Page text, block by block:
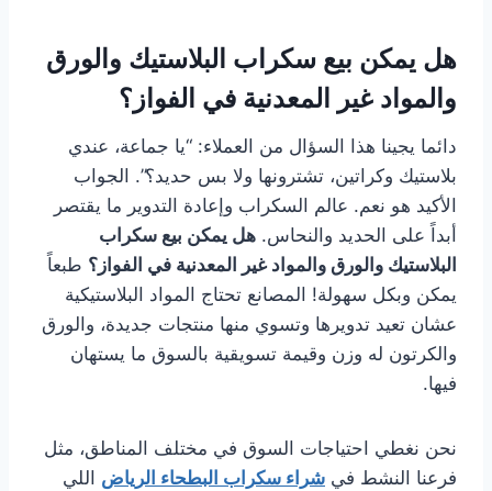
هل يمكن بيع سكراب البلاستيك والورق
والمواد غير المعدنية في الفواز؟
دائما يجينا هذا السؤال من العملاء: “يا جماعة، عندي
بلاستيك وكراتين، تشترونها ولا بس حديد؟”. الجواب
الأكيد هو نعم. عالم السكراب وإعادة التدوير ما يقتصر
أبداً على الحديد والنحاس. هل يمكن بيع سكراب
البلاستيك والورق والمواد غير المعدنية في الفواز؟ طبعاً
يمكن وبكل سهولة! المصانع تحتاج المواد البلاستيكية
عشان تعيد تدويرها وتسوي منها منتجات جديدة، والورق
والكرتون له وزن وقيمة تسويقية بالسوق ما يستهان
فيها.
نحن نغطي احتياجات السوق في مختلف المناطق، مثل
فرعنا النشط في شراء سكراب البطحاء الرياض اللي